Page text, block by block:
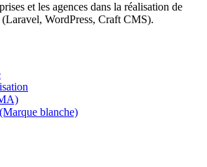
et les agences dans la réalisation de
WordPress, Craft CMS).
blanche)